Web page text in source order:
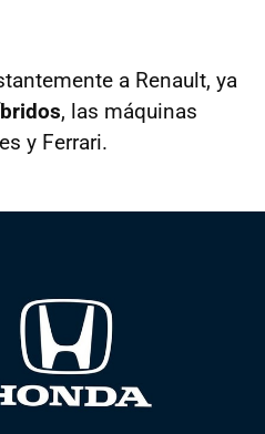
a Renault, ya
, las máquinas
y Ferrari.